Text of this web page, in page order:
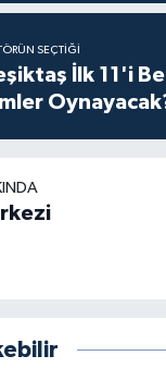
SEÇTIĞI
İlk 11'i